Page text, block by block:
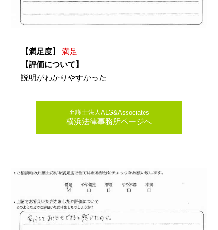
【満足度】
満足
【評価について】
説明がわかりやすかった
弁護士法人ALG&Associates
横浜法律事務所ページへ